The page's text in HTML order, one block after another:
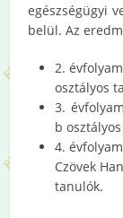
egészségügyi
belül. Az
2.
osztályos
3.
b
4.
Czövek
tanulók.